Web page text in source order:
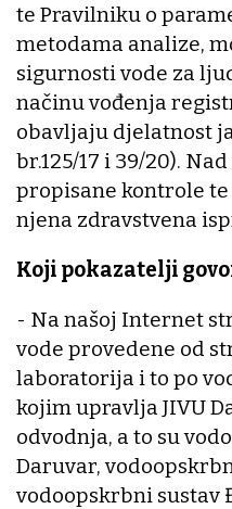
te Pravilniku o
metodama analize,
sigurnosti vode za
načinu vođenja
obavljaju djelatnost
br.125/17 i 39/20).
propisane kontrole
njena zdravstvena
Koji pokazatelji
- Na našoj Internet
vode provedene od
laboratorija i to po
kojim upravlja JIVU
odvodnja, a to su
Daruvar,
vodoopskrbni sustav